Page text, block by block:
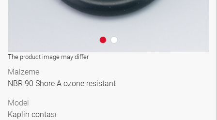
The product image may differ
Malzeme
NBR 90 Shore A ozone resistant
Model
Kaplin contası